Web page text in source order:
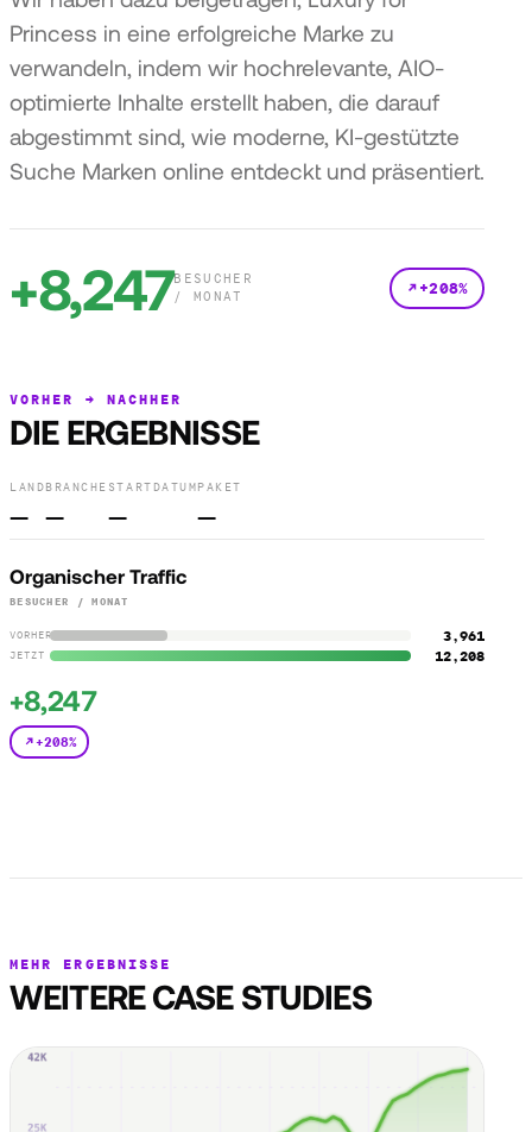
Princess in eine erfolgreiche Marke zu
verwandeln, indem wir hochrelevante, AIO-
optimierte Inhalte erstellt haben, die darauf
abgestimmt sind, wie moderne, KI-gestützte
Suche Marken online entdeckt und präsentiert.
+8,247BESUCHER
/ MONAT
+208%
VORHER → NACHHER
DIE ERGEBNISSE
LAND
—
BRANCHE
—
STARTDATUM
—
PAKET
—
Organischer Traffic
BESUCHER / MONAT
VORHER 3,961
JETZT 12,208
+8,247
+208%
MEHR ERGEBNISSE
WEITERE CASE STUDIES